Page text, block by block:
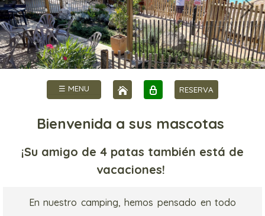
☰ MENU RESERVA
Bienvenida a sus mascotas
¡Su amigo de 4 patas también está de
vacaciones!
En nuestro camping, hemos pensado en todo